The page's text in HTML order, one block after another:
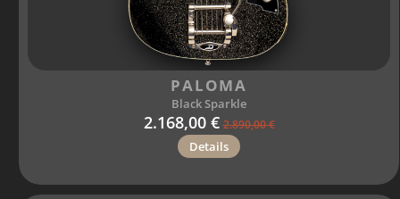
2.168,00 € 2.890,00 €
PALOMA
Black Sparkle
Details